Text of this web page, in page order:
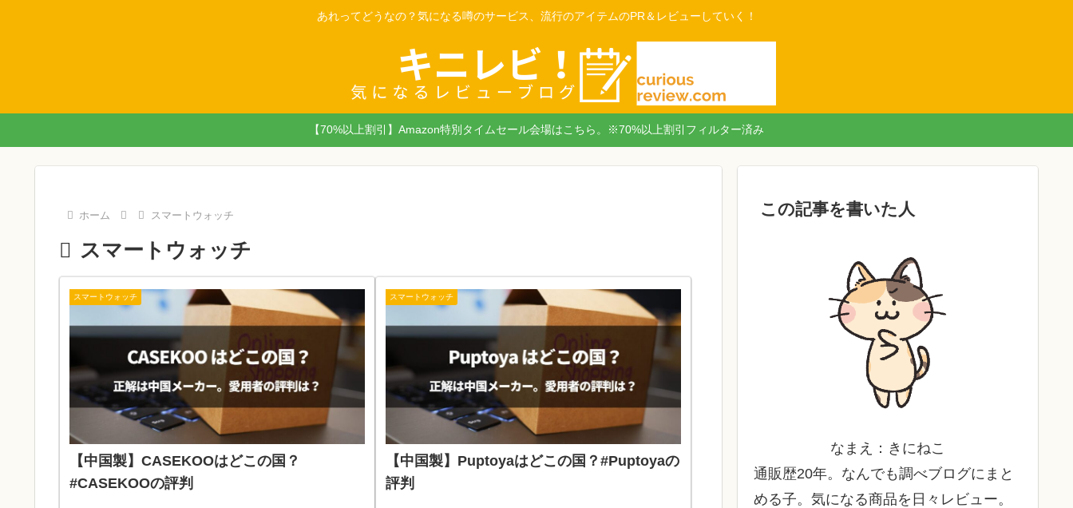
あれってどうなの？気になる噂のサービス、流行のアイテムのPR＆レビューしていく！
【70%以上割引】Amazon特別タイムセール会場はこちら。※70%以上割引フィルター済み
ホーム スマートウォッチ
スマートウォッチ
スマートウォッチ
【中国製】CASEKOOはどこの国？
#CASEKOOの評判
スマートウォッチ
【中国製】Puptoyaはどこの国？#Puptoyaの
評判
この記事を書いた人
なまえ：きにねこ
通販歴20年。なんでも調べブログにまと
める子。気になる商品を日々レビュー。